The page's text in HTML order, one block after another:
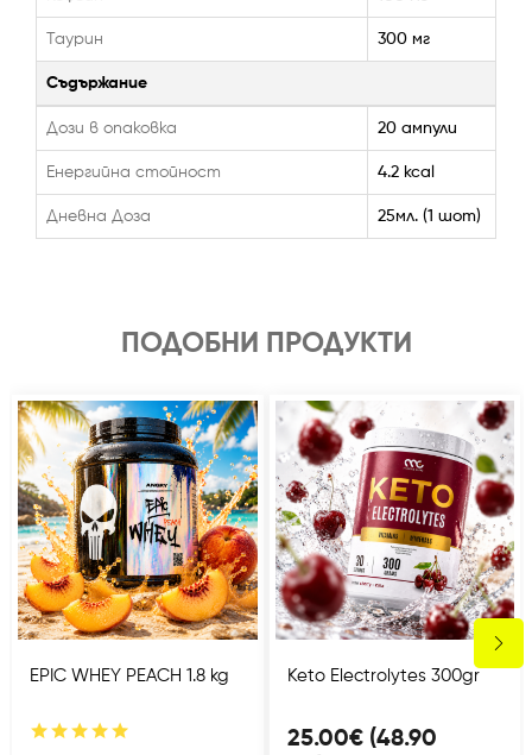
Таурин 300 мг
Съдържание
Дози в опаковка 20 ампули
Енергийна стойност 4.2 kcal
Дневна Доза 25мл. (1 шот)
ПОДОБНИ ПРОДУКТИ
EPIC WHEY PEACH 1.8 kg Keto Electrolytes 300gr
25.00€ (48.90